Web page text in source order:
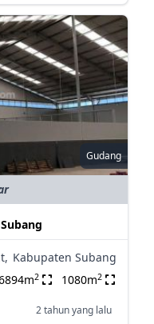
Gudang
Kabupaten Subang
2 1080m2
2 tahun yang lalu